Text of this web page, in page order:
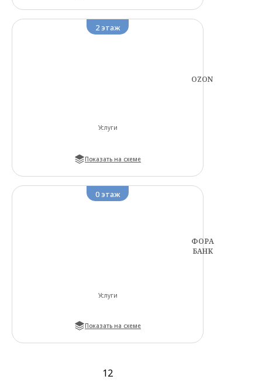
2этаж
OZON
Услуги
Показать на схеме
0этаж
ФОРА
БАНК
Услуги
Показать на схеме
12